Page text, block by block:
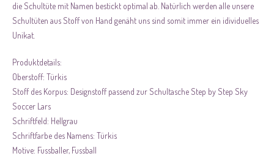
die Schultüte mit Namen bestickt optimal ab. Natürlich werden alle unsere
Schultüten aus Stoff von Hand genäht uns sind somit immer ein idividuelles
Unikat.
Produktdetails:
Oberstoff: Türkis
Stoff des Korpus: Designstoff passend zur Schultasche Step by Step Sky
Soccer Lars
Schriftfeld: Hellgrau
Schriftfarbe des Namens: Türkis
Motive: Fussballer, Fussball